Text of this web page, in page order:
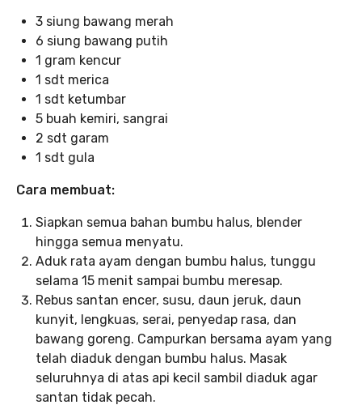
3 siung bawang merah
6 siung bawang putih
1 gram kencur
1 sdt merica
1 sdt ketumbar
5 buah kemiri, sangrai
2 sdt garam
1 sdt gula
Cara membuat:
Siapkan semua bahan bumbu halus, blender
hingga semua menyatu.
Aduk rata ayam dengan bumbu halus, tunggu
selama 15 menit sampai bumbu meresap.
Rebus santan encer, susu, daun jeruk, daun
kunyit, lengkuas, serai, penyedap rasa, dan
bawang goreng. Campurkan bersama ayam yang
telah diaduk dengan bumbu halus. Masak
seluruhnya di atas api kecil sambil diaduk agar
santan tidak pecah.